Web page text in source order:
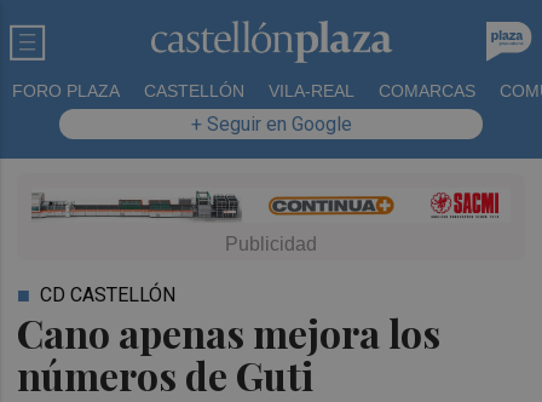
FORO PLAZA CASTELLÓN VILA-REAL COMARCAS
+ Seguir en Google
Cano apenas mejora los
números de Guti
CD CASTELLÓN